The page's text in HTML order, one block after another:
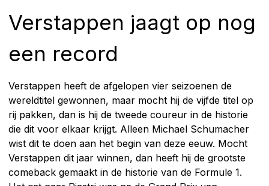
Verstappen jaagt op nog
een record
Verstappen heeft de afgelopen vier seizoenen de
wereldtitel gewonnen, maar mocht hij de vijfde titel op
rij pakken, dan is hij de tweede coureur in de historie
die dit voor elkaar krijgt. Alleen Michael Schumacher
wist dit te doen aan het begin van deze eeuw. Mocht
Verstappen dit jaar winnen, dan heeft hij de grootste
comeback gemaakt in de historie van de Formule 1.